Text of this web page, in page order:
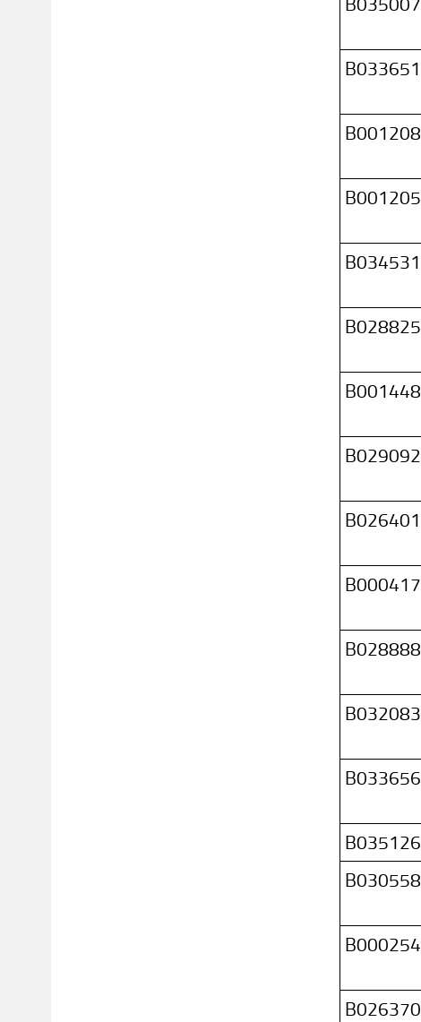
B033651
B001208
B001205
B034531
B028825
B001448
B029092
B026401
B000417
B028888
B032083
B033656
B035126
B030558
B000254
B026370